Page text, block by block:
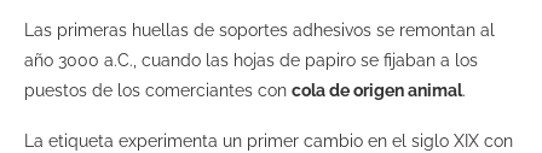
Las primeras huellas de soportes adhesivos se remontan al
año 3000 a.C., cuando las hojas de papiro se fijaban a los
puestos de los comerciantes con cola de origen animal.
La etiqueta experimenta un primer cambio en el siglo XIX con